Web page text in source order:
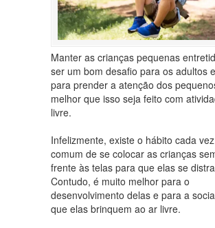
Manter as crianças pequenas
ser um bom desafio para os adultos
para prender a atenção dos
melhor que isso seja feito com
livre.
Infelizmente, existe o hábito cada
comum de se colocar as crianças
frente às telas para que elas se
Contudo, é muito melhor para o
desenvolvimento delas e para a
que elas brinquem ao ar livre.